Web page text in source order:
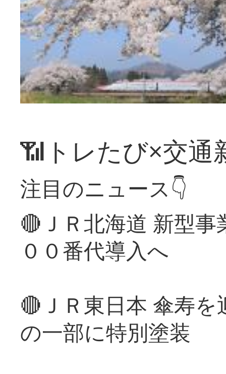
📶トレたび×交通
注目のニュース👇
🔴ＪＲ北海道 新型
００番代導入へ
🔴ＪＲ東日本 傘寿
の一部に特別塗装